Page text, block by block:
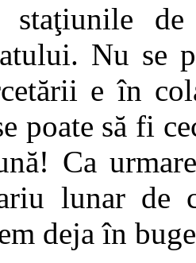
de
Nu se
e în
poate să fi
Ca
lunar
deja în